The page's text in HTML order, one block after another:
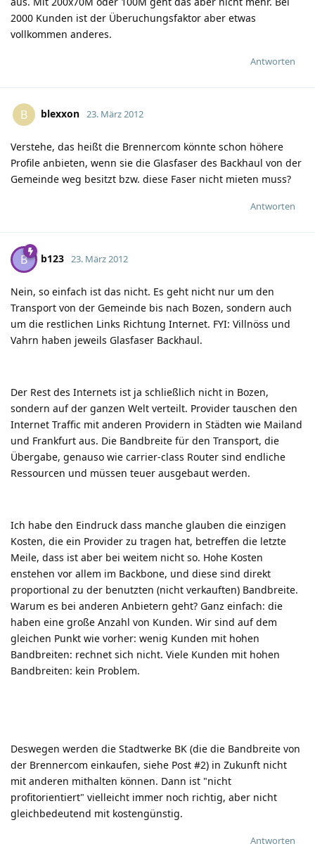
2000 Kunden ist der Überuchungsfaktor aber etwas
vollkommen anderes.
Antworten
B blexxon 23. März 2012
Verstehe, das heißt die Brennercom könnte schon höhere
Profile anbieten, wenn sie die Glasfaser des Backhaul von der
Gemeinde weg besitzt bzw. diese Faser nicht mieten muss?
Antworten
B b123 23. März 2012
Nein, so einfach ist das nicht. Es geht nicht nur um den
Transport von der Gemeinde bis nach Bozen, sondern auch
um die restlichen Links Richtung Internet. FYI: Villnöss und
Vahrn haben jeweils Glasfaser Backhaul.
Der Rest des Internets ist ja schließlich nicht in Bozen,
sondern auf der ganzen Welt verteilt. Provider tauschen den
Internet Traffic mit anderen Providern in Städten wie Mailand
und Frankfurt aus. Die Bandbreite für den Transport, die
Übergabe, genauso wie carrier-class Router sind endliche
Ressourcen und müssen teuer ausgebaut werden.
Ich habe den Eindruck dass manche glauben die einzigen
Kosten, die ein Provider zu tragen hat, betreffen die letzte
Meile, dass ist aber bei weitem nicht so. Hohe Kosten
enstehen vor allem im Backbone, und diese sind direkt
proportional zu der benutzten (nicht verkauften) Bandbreite.
Warum es bei anderen Anbietern geht? Ganz einfach: die
haben eine große Anzahl von Kunden. Wir sind auf dem
gleichen Punkt wie vorher: wenig Kunden mit hohen
Bandbreiten: rechnet sich nicht. Viele Kunden mit hohen
Bandbreiten: kein Problem.
Deswegen werden die Stadtwerke BK (die die Bandbreite von
der Brennercom einkaufen, siehe Post #2) in Zukunft nicht
mit anderen mithalten können. Dann ist "nicht
profitorientiert" vielleicht immer noch richtig, aber nicht
gleichbedeutend mit kostengünstig.
Antworten